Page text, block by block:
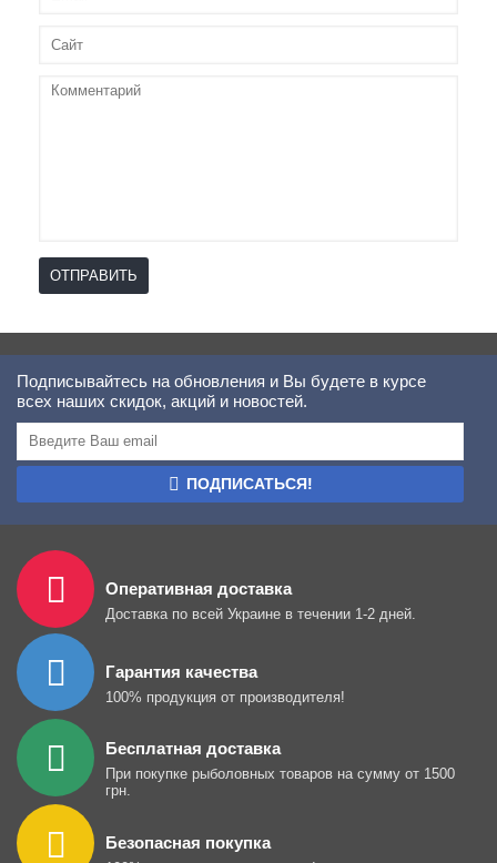
ОТПРАВИТЬ
Подписывайтесь на обновления и Вы будете в курсе
всех наших скидок, акций и новостей.
ПОДПИСАТЬСЯ!
Оперативная доставка
Доставка по всей Украине в течении 1-2 дней.
Гарантия качества
100% продукция от производителя!
Бесплатная доставка
При покупке рыболовных товаров на сумму от 1500
грн.
Безопасная покупка